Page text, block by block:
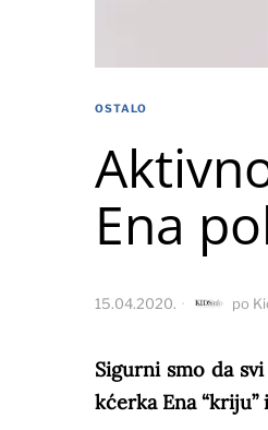
OSTALO
Ena
15.04.2020. po
Sigurni smo da
kćerka Ena